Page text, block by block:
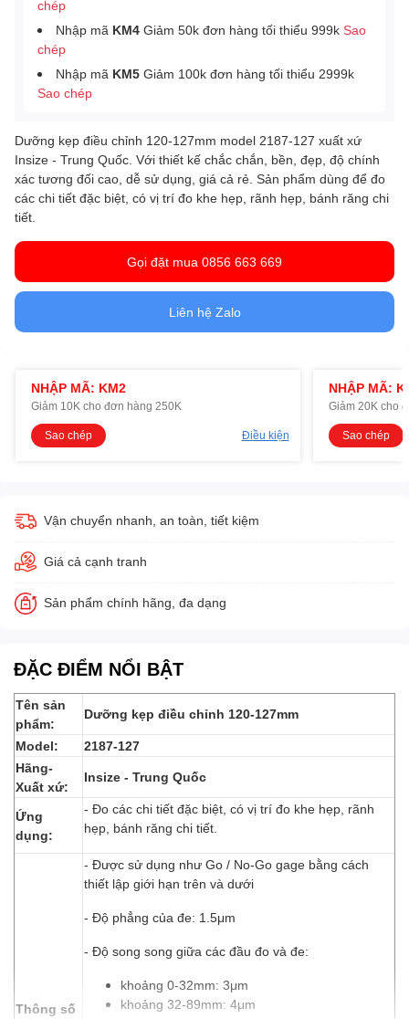
chép
Nhập mã KM4 Giảm 50k đơn hàng tối thiểu 999k Sao
chép
Nhập mã KM5 Giảm 100k đơn hàng tối thiểu 2999k
Sao chép
Dưỡng kẹp điều chỉnh 120-127mm model 2187-127 xuất xứ
Insize - Trung Quốc. Với thiết kế chắc chắn, bền, đẹp, độ chính
xác tương đối cao, dễ sử dụng, giá cả rẻ. Sản phẩm dùng để đo
các chi tiết đặc biệt, có vị trí đo khe hẹp, rãnh hẹp, bánh răng chi
tiết.
Gọi đặt mua 0856 663 669
Liên hệ Zalo
NHẬP MÃ: KM2
Giảm 10K cho đơn hàng 250K
Sao chép Điều kiện
NHẬP MÃ:
Giảm 20K cho
Sao chép
Vận chuyển nhanh, an toàn, tiết kiệm
Giá cả cạnh tranh
Sản phẩm chính hãng, đa dạng
ĐẶC ĐIỂM NỔI BẬT
Tên sản
phẩm:
Dưỡng kẹp điều chỉnh 120-127mm
Model:
2187-127
Hãng-
Xuất xứ:
Insize - Trung Quốc
Ứng
dụng:
- Đo các chi tiết đặc biệt, có vị trí đo khe hẹp, rãnh
hẹp, bánh răng chi tiết.
Thông số
- Được sử dụng như Go / No-Go gage bằng cách
thiết lập giới hạn trên và dưới
- Độ phẳng của đe: 1.5μm
- Độ song song giữa các đầu đo và đe:
khoảng 0-32mm: 3μm
khoảng 32-89mm: 4μm